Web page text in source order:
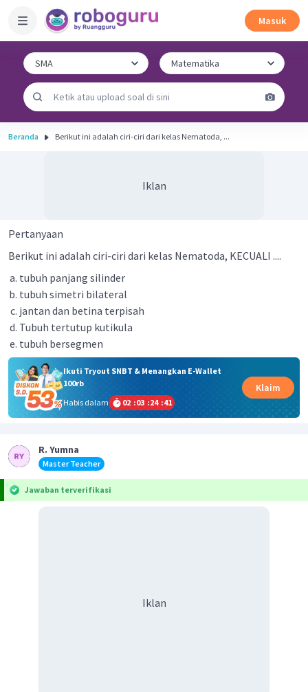
Masuk
Beranda Berikut ini adalah ciri-ciri dari kelas Nematoda, ...
Iklan
Pertanyaan
Berikut ini adalah ciri-ciri dari kelas Nematoda, KECUALI ....
tubuh panjang silinder
tubuh simetri bilateral
jantan dan betina terpisah
Tubuh tertutup kutikula
tubuh bersegmen
Ikuti Tryout SNBT & Menangkan E-Wallet
100rb
Habis dalam
02 :03 :24 :41
Klaim
R. Yumna
Master Teacher
Jawaban terverifikasi
Iklan